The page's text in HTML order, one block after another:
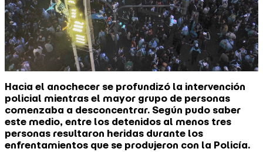
Hacia el anochecer se profundizó la intervención
policial mientras el mayor grupo de personas
comenzaba a desconcentrar. Según pudo saber
este medio, entre los detenidos al menos tres
personas resultaron heridas durante los
enfrentamientos que se produjeron con la Policía.